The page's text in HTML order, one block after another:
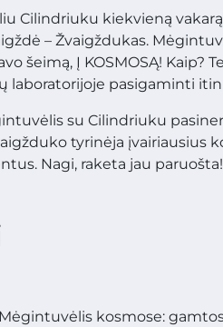
Cilindriuku kiekvieną
– Žvaigždukas.
šeimą, Į KOSMOSĄ! Kaip?
laboratorijoje pasigaminti itin
su Cilindriuku
tyrinėja įvairiausius
Nagi, raketa jau paruošta!
kosmose: